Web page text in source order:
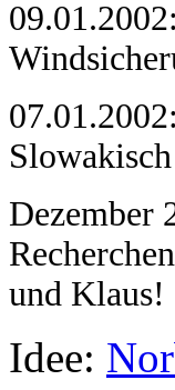
Dezember
und Klaus!
Idee: